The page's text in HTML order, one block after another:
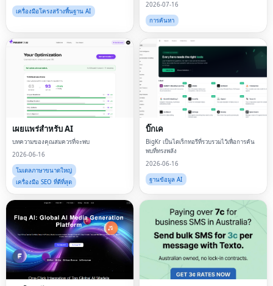
เครื่องมือโครงสร้างพื้นฐาน AI
2026-07-16
การค้นหา
เผยแพร่สำหรับ AI
บทความของคุณสมควรที่จะพบ
2026-06-16
โมเดลภาษาขนาดใหญ่
เครื่องมือ SEO ที่ดีที่สุด
บิ๊กเค
BigKr เป็นไดเร็กทอรีที่รวบรวมไว้เพื่อการค้น
พบที่ทรงพลัง
2026-06-16
ฐานข้อมูล AI